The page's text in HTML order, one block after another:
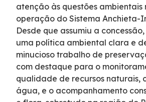
Faixa de Domínio
Links Úteis
Carta ao Usuário
atenção às questões ambientais
operação do Sistema Anchieta-
Desde que assumiu a
uma política ambiental clara e
minucioso trabalho de
com destaque para o
qualidade de recursos naturais,
água, e o acompanhamento